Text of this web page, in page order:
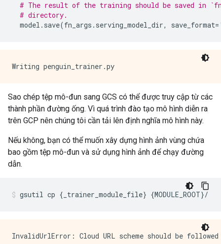
# The result of the training should be saved in
# directory.
model . save(fn_args . serving_model_dir, save_format=
Sao chép tệp mô-đun sang GCS có thể được truy cập từ các
thành phần đường ống. Vì quá trình đào tạo mô hình diễn ra
trên GCP nên chúng tôi cần tải lên định nghĩa mô hình này.
Nếu không, bạn có thể muốn xây dựng hình ảnh vùng chứa
bao gồm tệp mô-đun và sử dụng hình ảnh để chạy đường
dẫn.
gsutil cp { _trainer_module_file} {MODULE_ROOT}/